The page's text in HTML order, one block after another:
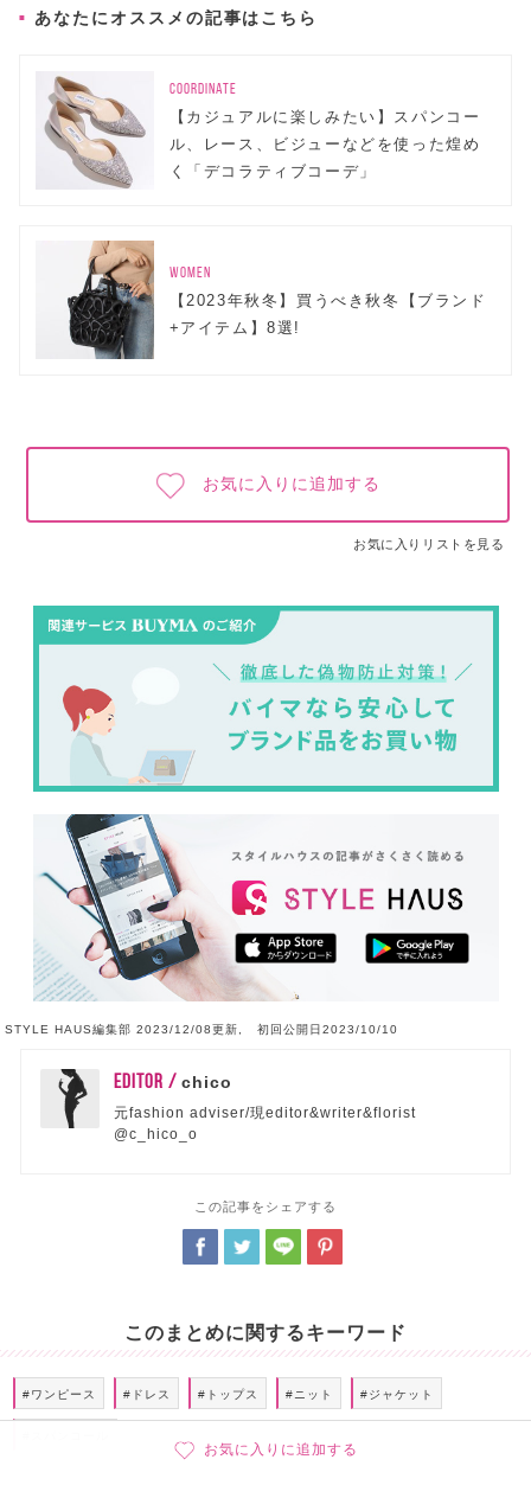
あなたにオススメの記事はこちら
COORDINATE
【カジュアルに楽しみたい】スパンコー
ル、レース、ビジューなどを使った煌め
く「デコラティブコーデ」
WOMEN
【2023年秋冬】買うべき秋冬【ブランド
+アイテム】8選!
お気に入りに追加する
お気に入りリストを見る
お気に入りに追加する
STYLE HAUS編集部 2023/12/08更新, 初回公開日2023/10/10
EDITOR /chico
元fashion adviser/現editor&writer&florist
@c_hico_o
この記事をシェアする
このまとめに関するキーワード
#ワンピース #ドレス #トップス #ニット #ジャケット